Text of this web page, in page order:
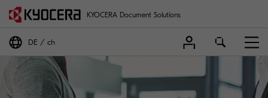
KYOCERA Document Solutions
DE ch